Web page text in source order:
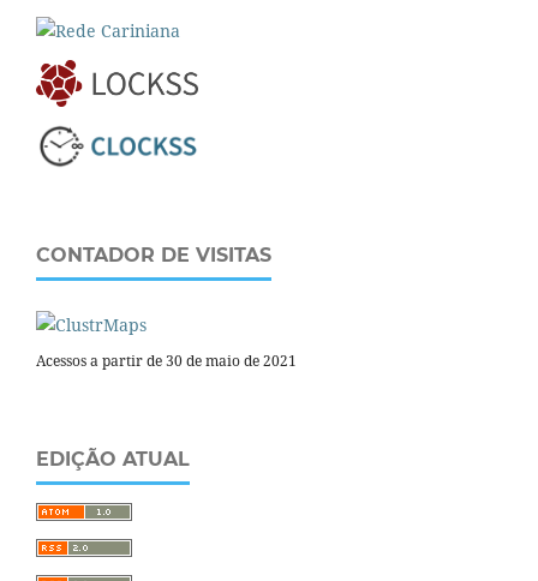
CONTADOR DE VISITAS
Acessos a partir de 30 de maio de 2021
EDIÇÃO ATUAL